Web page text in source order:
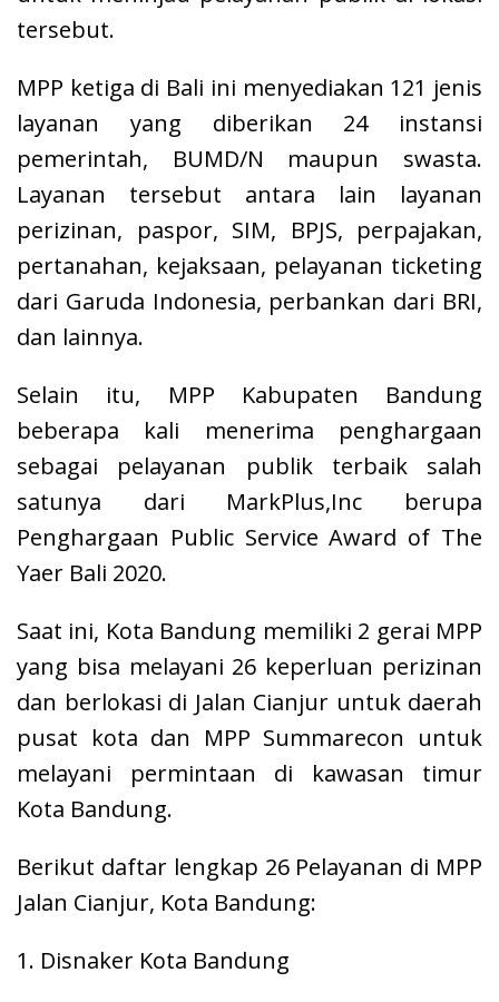
tersebut.
MPP ketiga di Bali ini menyediakan 121 jenis
layanan yang diberikan 24 instansi
pemerintah, BUMD/N maupun swasta.
Layanan tersebut antara lain layanan
perizinan, paspor, SIM, BPJS, perpajakan,
pertanahan, kejaksaan, pelayanan ticketing
dari Garuda Indonesia, perbankan dari BRI,
dan lainnya.
Selain itu, MPP Kabupaten Bandung
beberapa kali menerima penghargaan
sebagai pelayanan publik terbaik salah
satunya dari MarkPlus,Inc berupa
Penghargaan Public Service Award of The
Yaer Bali 2020.
Saat ini, Kota Bandung memiliki 2 gerai MPP
yang bisa melayani 26 keperluan perizinan
dan berlokasi di Jalan Cianjur untuk daerah
pusat kota dan MPP Summarecon untuk
melayani permintaan di kawasan timur
Kota Bandung.
Berikut daftar lengkap 26 Pelayanan di MPP
Jalan Cianjur, Kota Bandung:
1. Disnaker Kota Bandung